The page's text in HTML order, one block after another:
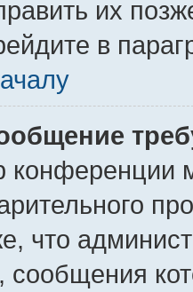
их
в
конференции
что
сообщения